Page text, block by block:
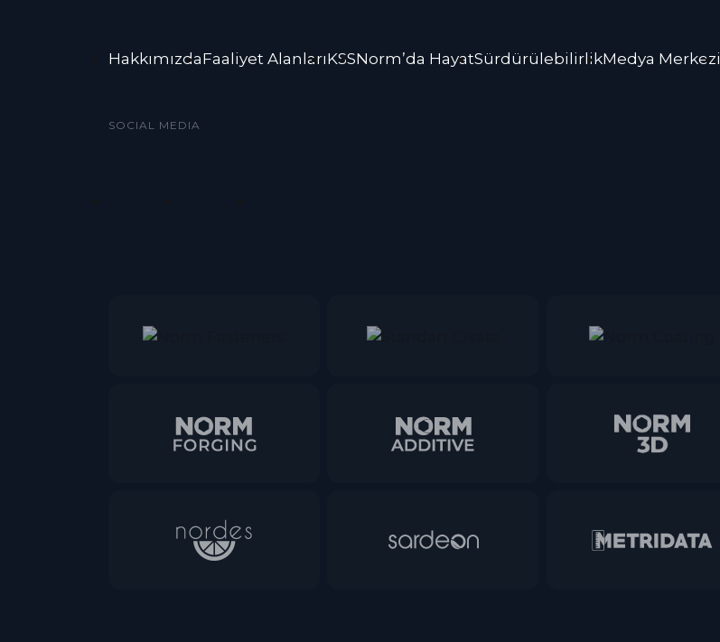
HakkımızdaFaaliyet AlanlarıKSSNorm’da HayatSürdürülebilirlikMedya Merkezi
SOCIAL MEDIA